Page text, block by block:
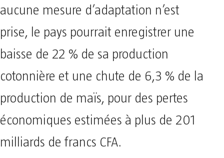
aucune mesure d’adaptation n’est
prise, le pays pourrait enregistrer une
baisse de 22 % de sa production
cotonnière et une chute de 6,3 % de la
production de maïs, pour des pertes
économiques estimées à plus de 201
milliards de francs CFA.